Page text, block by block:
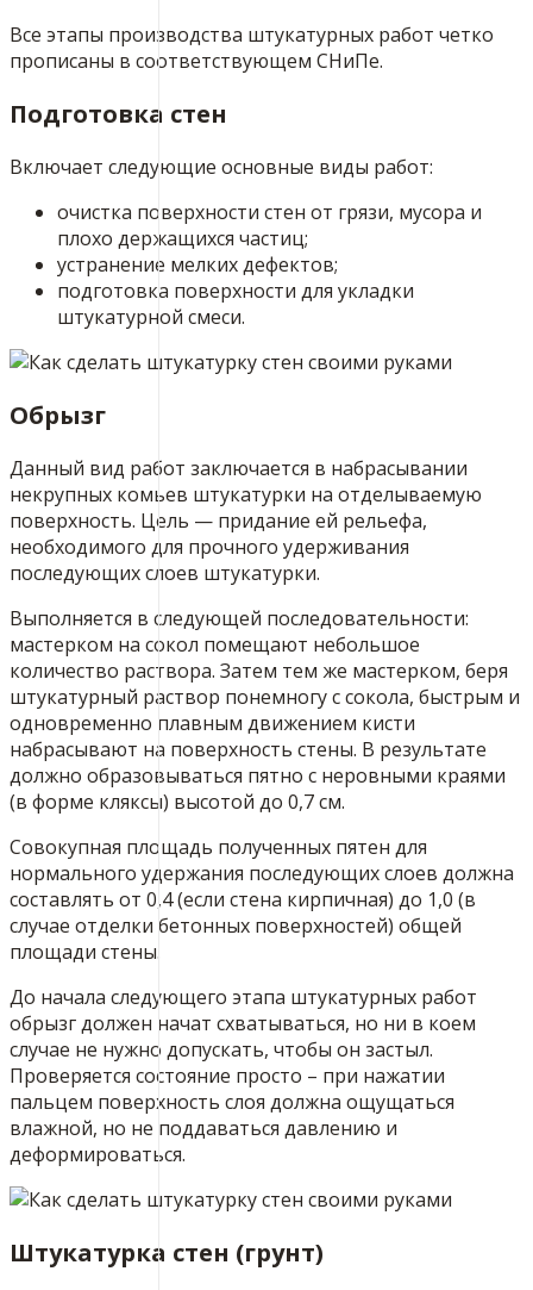
Все этапы производства штукатурных работ четко
прописаны в соответствующем СНиПе.
Подготовка стен
Включает следующие основные виды работ:
очистка поверхности стен от грязи, мусора и
плохо держащихся частиц;
устранение мелких дефектов;
подготовка поверхности для укладки
штукатурной смеси.
Обрызг
Данный вид работ заключается в набрасывании
некрупных комьев штукатурки на отделываемую
поверхность. Цель — придание ей рельефа,
необходимого для прочного удерживания
последующих слоев штукатурки.
Выполняется в следующей последовательности:
мастерком на сокол помещают небольшое
количество раствора. Затем тем же мастерком, беря
штукатурный раствор понемногу с сокола, быстрым и
одновременно плавным движением кисти
набрасывают на поверхность стены. В результате
должно образовываться пятно с неровными краями
(в форме кляксы) высотой до 0,7 см.
Совокупная площадь полученных пятен для
нормального удержания последующих слоев должна
составлять от 0,4 (если стена кирпичная) до 1,0 (в
случае отделки бетонных поверхностей) общей
площади стены.
До начала следующего этапа штукатурных работ
обрызг должен начат схватываться, но ни в коем
случае не нужно допускать, чтобы он застыл.
Проверяется состояние просто – при нажатии
пальцем поверхность слоя должна ощущаться
влажной, но не поддаваться давлению и
деформироваться.
Штукатурка стен (грунт)